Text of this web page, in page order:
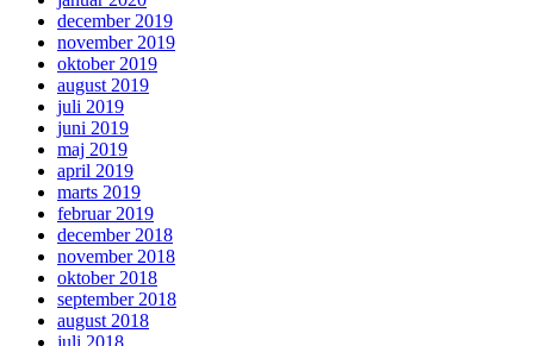
december 2019
november 2019
oktober 2019
august 2019
juli 2019
juni 2019
maj 2019
april 2019
marts 2019
februar 2019
december 2018
november 2018
oktober 2018
september 2018
august 2018
juli 2018